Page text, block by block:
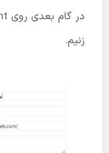
زنیم.